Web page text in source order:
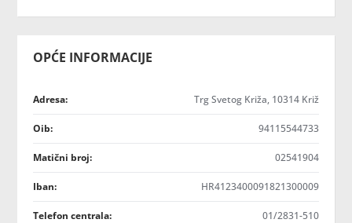
OPĆE INFORMACIJE
Adresa: Trg Svetog Križa, 10314 Križ
Oib: 94115544733
Matični broj: 02541904
Iban: HR4123400091821300009
Telefon centrala: 01/2831-510